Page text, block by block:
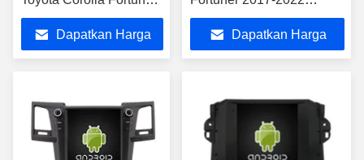
Estima Innova Vios
Dapatkan Harga
Sistem Multimedia Stereo
Mobil GPS Carplay Player
Dapatkan Harga